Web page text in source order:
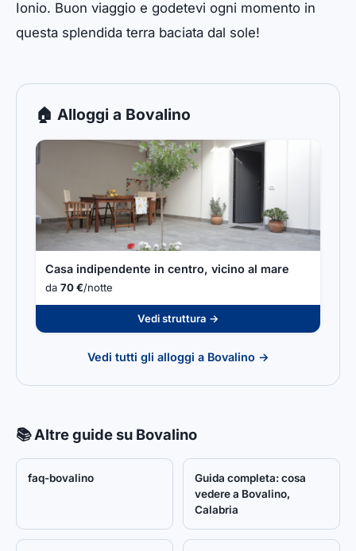
Ionio. Buon viaggio e godetevi ogni momento in
questa splendida terra baciata dal sole!
🏠 Alloggi a Bovalino
Casa indipendente in centro, vicino al mare
da 70 €/notte
Vedi struttura →
Vedi tutti gli alloggi a Bovalino →
📚 Altre guide su Bovalino
faq-bovalino
Guida completa: cosa
vedere a Bovalino,
Calabria